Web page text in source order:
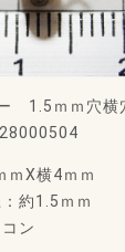
1.5ｍｍ穴
ｍX横4ｍｍ
約1.5ｍｍ
ン